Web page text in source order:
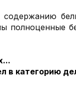
содержанию
полноценные
в категорию